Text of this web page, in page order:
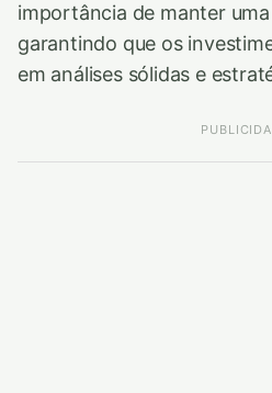
importância de manter
garantindo que os
em análises sólidas e